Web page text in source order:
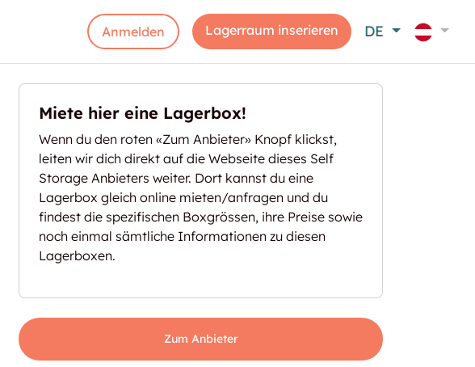
Anmelden Lagerraum inserieren DE
Miete hier eine Lagerbox!
Wenn du den roten «Zum Anbieter» Knopf klickst,
leiten wir dich direkt auf die Webseite dieses Self
Storage Anbieters weiter. Dort kannst du eine
Lagerbox gleich online mieten/anfragen und du
findest die spezifischen Boxgrössen, ihre Preise sowie
noch einmal sämtliche Informationen zu diesen
Lagerboxen.
Zum Anbieter